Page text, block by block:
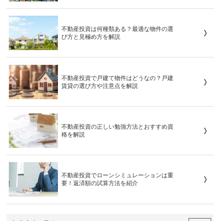
不動産投資は何種類ある？最適な物件の選
び方と見極め方を解説
不動産投資で戸建て物件はどうなの？戸建
賃貸の選び方や注意点を解説
不動産投資の正しい勉強方法とおすすめ資
格を解説
不動産投資でローンシミュレーションは重
要！返済額の試算方法を紹介